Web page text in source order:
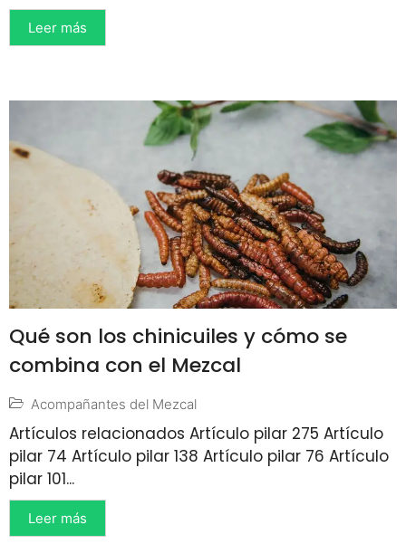
Leer más
Qué son los chinicuiles y cómo se
combina con el Mezcal
Acompañantes del Mezcal
Artículos relacionados Artículo pilar 275 Artículo
pilar 74 Artículo pilar 138 Artículo pilar 76 Artículo
pilar 101...
Leer más